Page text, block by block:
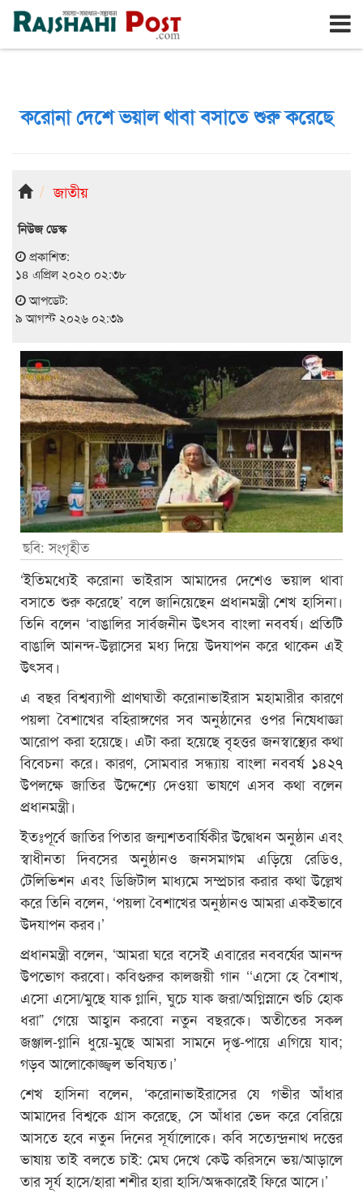
রাজশাহী রবিবার, ৯ই আগস্ট ২০২৬, ২৫শে শ্রাবণ ১৪৩৩
করোনা দেশে ভয়াল থাবা বসাতে শুরু করেছে
জাতীয়
নিউজ ডেস্ক
প্রকাশিত:
১৪ এপ্রিল ২০২০ ০২:৩৮
আপডেট:
৯ আগস্ট ২০২৬ ০২:৩৯
ছবি: সংগৃহীত
‘ইতিমধ্যেই করোনা ভাইরাস আমাদের দেশেও ভয়াল থাবা
বসাতে শুরু করেছে’ বলে জানিয়েছেন প্রধানমন্ত্রী শেখ হাসিনা।
তিনি বলেন ‘বাঙালির সার্বজনীন উৎসব বাংলা নববর্ষ। প্রতিটি
বাঙালি আনন্দ-উল্লাসের মধ্য দিয়ে উদযাপন করে থাকেন এই
উৎসব।
এ বছর বিশ্বব্যাপী প্রাণঘাতী করোনাভাইরাস মহামারীর কারণে
পয়লা বৈশাখের বহিরাঙ্গণের সব অনুষ্ঠানের ওপর নিষেধাজ্ঞা
আরোপ করা হয়েছে। এটা করা হয়েছে বৃহত্তর জনস্বাস্থ্যের কথা
বিবেচনা করে। কারণ, সোমবার সন্ধ্যায় বাংলা নববর্ষ ১৪২৭
উপলক্ষে জাতির উদ্দেশ্যে দেওয়া ভাষণে এসব কথা বলেন
প্রধানমন্ত্রী।
ইতঃপূর্বে জাতির পিতার জন্মশতবার্ষিকীর উদ্বোধন অনুষ্ঠান এবং
স্বাধীনতা দিবসের অনুষ্ঠানও জনসমাগম এড়িয়ে রেডিও,
টেলিভিশন এবং ডিজিটাল মাধ্যমে সম্প্রচার করার কথা উল্লেখ
করে তিনি বলেন, ‘পয়লা বৈশাখের অনুষ্ঠানও আমরা একইভাবে
উদযাপন করব।’
প্রধানমন্ত্রী বলেন, ‘আমরা ঘরে বসেই এবারের নববর্ষের আনন্দ
উপভোগ করবো। কবিগুরুর কালজয়ী গান ‘‘এসো হে বৈশাখ,
এসো এসো/মুছে যাক গ্লানি, ঘুচে যাক জরা/অগ্নিস্নানে শুচি হোক
ধরা” গেয়ে আহ্বান করবো নতুন বছরকে। অতীতের সকল
জঞ্জাল-গ্লানি ধুয়ে-মুছে আমরা সামনে দৃপ্ত-পায়ে এগিয়ে যাব;
গড়ব আলোকোজ্জ্বল ভবিষ্যত।’
শেখ হাসিনা বলেন, ‘করোনাভাইরাসের যে গভীর আঁধার
আমাদের বিশ্বকে গ্রাস করেছে, সে আঁধার ভেদ করে বেরিয়ে
আসতে হবে নতুন দিনের সূর্যালোকে। কবি সত্যেন্দ্রনাথ দত্তের
ভাষায় তাই বলতে চাই: মেঘ দেখে কেউ করিসনে ভয়/আড়ালে
তার সূর্য হাসে/হারা শশীর হারা হাসি/অন্ধকারেই ফিরে আসে।’